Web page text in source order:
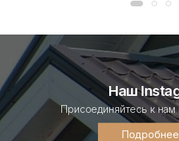
Наш
Присоединяйтесь к нам
Подробнее